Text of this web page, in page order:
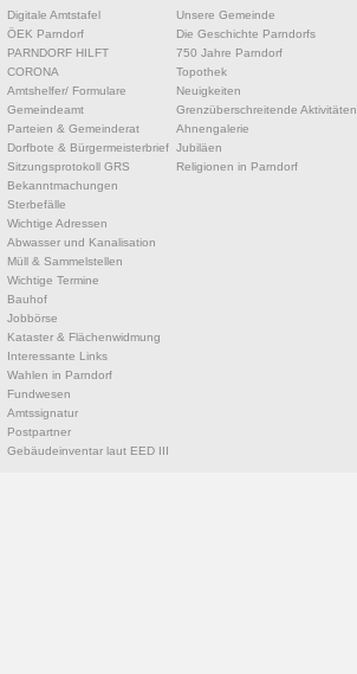
Digitale Amtstafel
ÖEK Parndorf
PARNDORF HILFT
CORONA
Amtshelfer/ Formulare
Gemeindeamt
Parteien & Gemeinderat
Dorfbote & Bürgermeisterbrief
Sitzungsprotokoll GRS
Bekanntmachungen
Sterbefälle
Wichtige Adressen
Abwasser und Kanalisation
Müll & Sammelstellen
Wichtige Termine
Bauhof
Jobbörse
Kataster & Flächenwidmung
Interessante Links
Wahlen in Parndorf
Fundwesen
Amtssignatur
Postpartner
Gebäudeinventar laut EED III
Unsere Gemeinde
Die Geschichte Parndorfs
750 Jahre Parndorf
Topothek
Neuigkeiten
Grenzüberschreitende Aktivitäten
Ahnengalerie
Jubiläen
Religionen in Parndorf